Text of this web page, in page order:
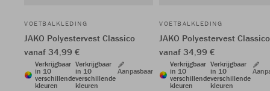
VOETBALKLEDING
JAKO Polyestervest Classico
vanaf 34,99 €
Verkrijgbaar
in 10
verschillende
kleuren
Verkrijgbaar
in 10
verschillende
kleuren
Aanpasbaar
VOETBALKLEDING
JAKO Polyestervest Classico
vanaf 34,99 €
Verkrijgbaar
in 10
verschillende
kleuren
Verkrijgbaar
in 10
verschillende
kleuren